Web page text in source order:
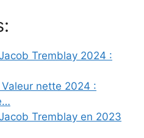
Tremblay 2024 :
nette 2024 :
Tremblay en 2023